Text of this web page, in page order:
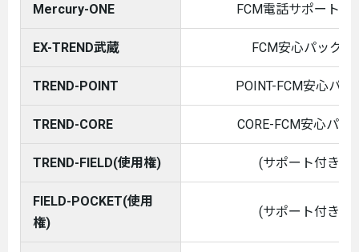
Mercury-ONE FCM電話サポート保
EX-TREND武蔵 FCM安心パックA
TREND-POINT POINT-FCM安心パッ
TREND-CORE CORE-FCM安心パッ
TREND-FIELD(使用権) (サポート付き)
FIELD-POCKET(使用
権)
(サポート付き)